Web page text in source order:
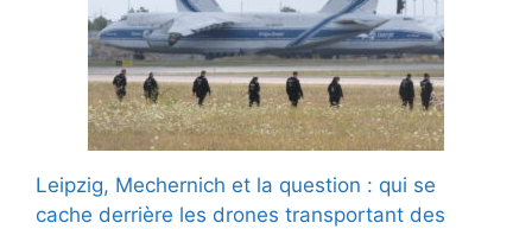
Leipzig, Mechernich et la question : qui se
cache derrière les drones transportant des